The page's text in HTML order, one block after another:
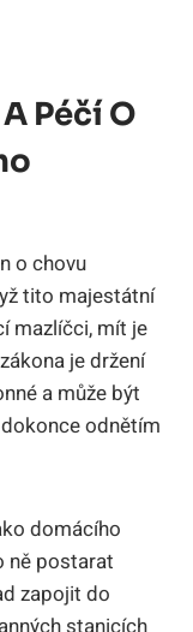
Péčí O
o chovu
tito majestátní
mazlíčci, mít je
je držení
a může být
odnětím
domácího
ně postarat
zapojit do